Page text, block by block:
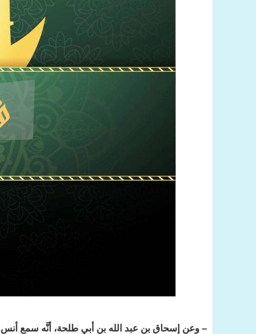
– وعن إسحاق بن عبد الله بن أبي طلحة، أنَّه سمع أنس